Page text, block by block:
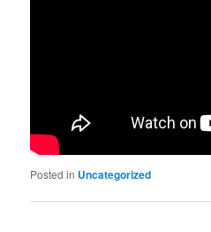
Posted in Uncategorized